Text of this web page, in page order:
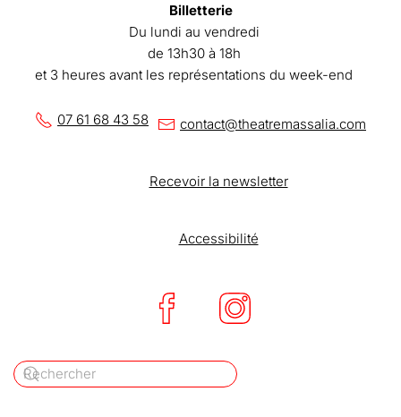
Billetterie
Du lundi au vendredi
de 13h30 à 18h
et 3 heures avant les représentations du week-end
07 61 68 43 58 contact@theatremassalia.com
Recevoir la newsletter
Accessibilité